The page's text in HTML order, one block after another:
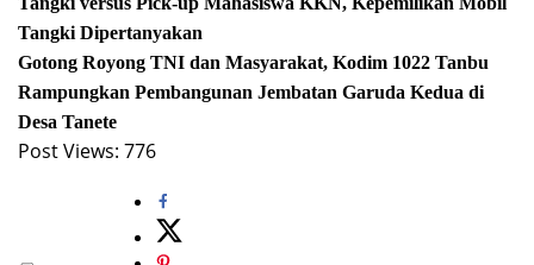
Tangki Dipertanyakan
Gotong Royong TNI dan Masyarakat, Kodim 1022 Tanbu
Rampungkan Pembangunan Jembatan Garuda Kedua di
Desa Tanete
Post Views: 776